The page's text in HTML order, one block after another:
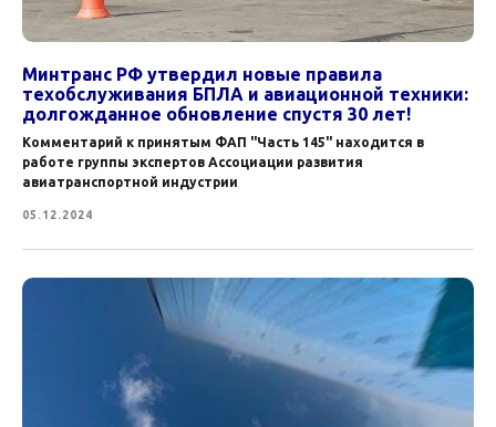
Минтранс РФ утвердил новые правила
техобслуживания БПЛА и авиационной техники:
долгожданное обновление спустя 30 лет!
Комментарий к принятым ФАП "Часть 145" находится в
работе группы экспертов Ассоциации развития
авиатранспортной индустрии
05.12.2024